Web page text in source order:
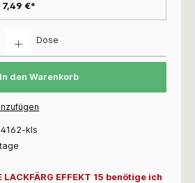
7,49 €*
Dose
In den Warenkorb
kls
LACKFÄRG EFFEKT 15 benötige ich